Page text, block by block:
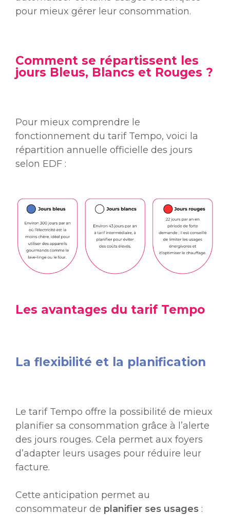
pour mieux gérer leur consommation.
Comment se répartissent les
jours Bleus, Blancs et Rouges ?
Pour mieux comprendre le
fonctionnement du tarif Tempo, voici la
répartition annuelle officielle des jours
selon EDF :
Les avantages du tarif Tempo
La flexibilité et la planification
Le tarif Tempo offre la possibilité de mieux
planifier sa consommation grâce à l’alerte
des jours rouges. Cela permet aux foyers
d’adapter leurs usages pour réduire leur
facture.
Cette anticipation permet au
consommateur de planifier ses usages :